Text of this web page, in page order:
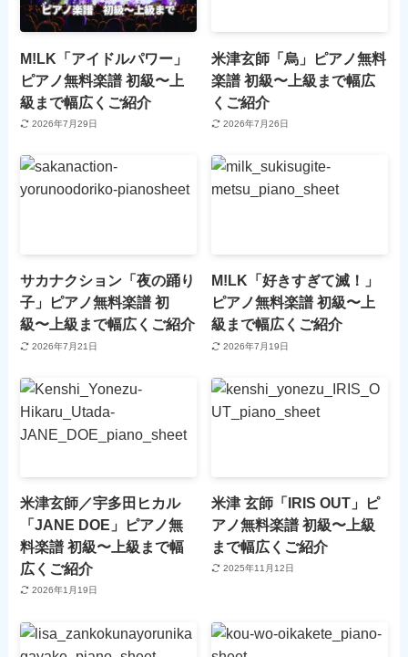
M!LK「アイドルパワー」
ピアノ無料楽譜 初級〜上
級まで幅広くご紹介
2026年7月29日
米津玄師「烏」ピアノ無料
楽譜 初級〜上級まで幅広
くご紹介
2026年7月26日
サカナクション「夜の踊り
子」ピアノ無料楽譜 初
級〜上級まで幅広くご紹介
2026年7月21日
M!LK「好きすぎて滅！」
ピアノ無料楽譜 初級〜上
級まで幅広くご紹介
2026年7月19日
米津玄師／宇多田ヒカル
「JANE DOE」ピアノ無
料楽譜 初級〜上級まで幅
広くご紹介
2026年1月19日
米津 玄師「IRIS OUT」ピ
アノ無料楽譜 初級〜上級
まで幅広くご紹介
2025年11月12日